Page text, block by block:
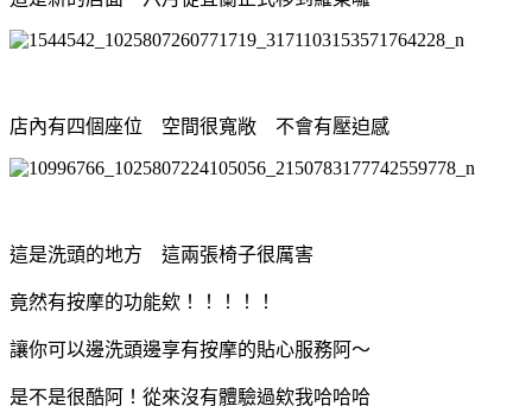
店內有四個座位 空間很寬敞 不會有壓迫感
這是洗頭的地方 這兩張椅子很厲害
竟然有按摩的功能欸！！！！！
讓你可以邊洗頭邊享有按摩的貼心服務阿～
是不是很酷阿！從來沒有體驗過欸我哈哈哈